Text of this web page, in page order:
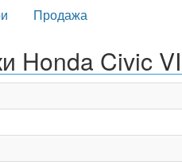
Продажа
Honda Civic VI